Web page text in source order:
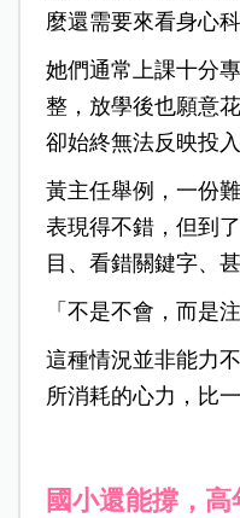
麼還需要來看身心科
她們通常上課十分
整，放學後也願意
卻始終無法反映投入
黃主任舉例，一份
表現得不錯，但到
目、看錯關鍵字、
「不是不會，而是
這種情況並非能力
所消耗的心力，比
國小還能撐，